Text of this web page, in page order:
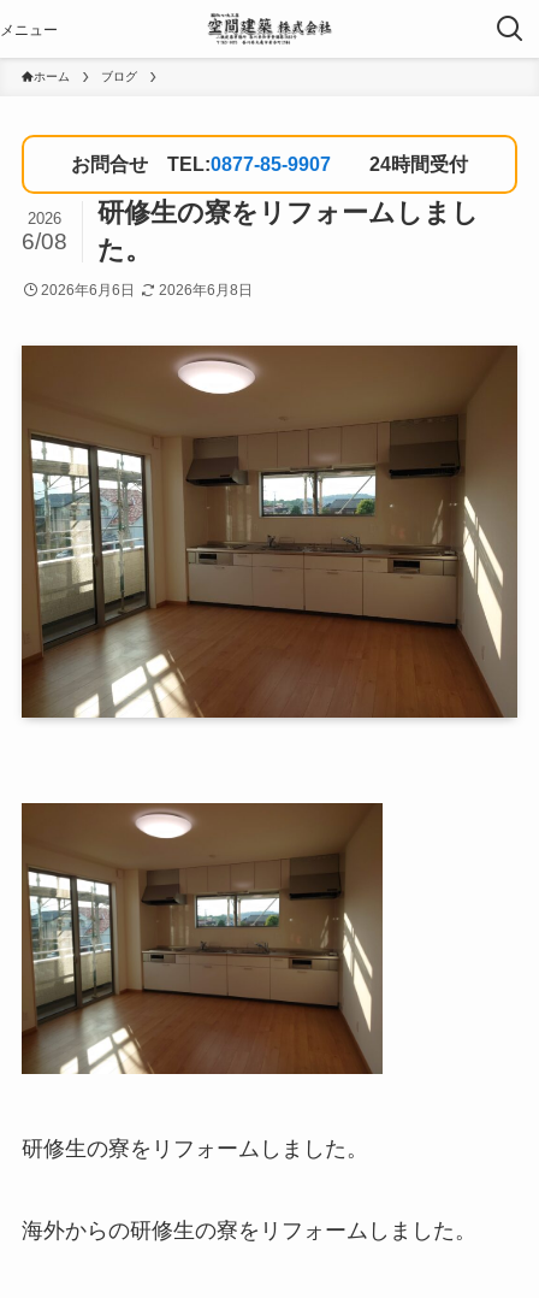
ホーム ブログ
お問合せ TEL:0877-85-9907 24時間受付
研修生の寮をリフォームしまし
た。
2026
6/08
2026年6月6日 2026年6月8日
研修生の寮をリフォームしました。
海外からの研修生の寮をリフォームしました。